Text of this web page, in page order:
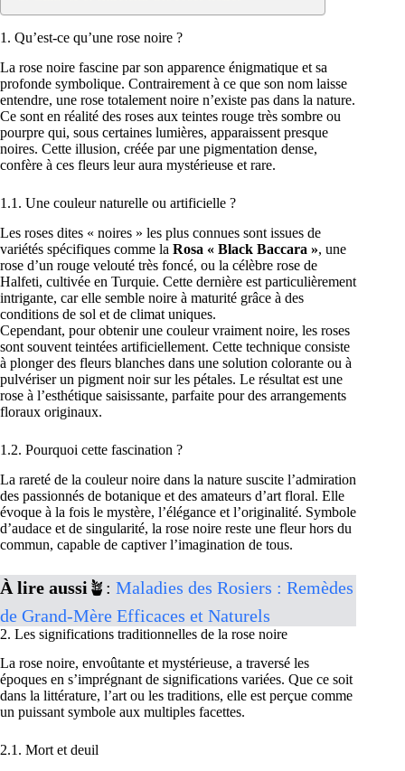
1. Qu’est-ce qu’une rose noire ?
La rose noire fascine par son apparence énigmatique et sa
profonde symbolique. Contrairement à ce que son nom laisse
entendre, une rose totalement noire n’existe pas dans la nature.
Ce sont en réalité des roses aux teintes rouge très sombre ou
pourpre qui, sous certaines lumières, apparaissent presque
noires. Cette illusion, créée par une pigmentation dense,
confère à ces fleurs leur aura mystérieuse et rare.
1.1. Une couleur naturelle ou artificielle ?
Les roses dites « noires » les plus connues sont issues de
variétés spécifiques comme la Rosa « Black Baccara », une
rose d’un rouge velouté très foncé, ou la célèbre rose de
Halfeti, cultivée en Turquie. Cette dernière est particulièrement
intrigante, car elle semble noire à maturité grâce à des
conditions de sol et de climat uniques.
Cependant, pour obtenir une couleur vraiment noire, les roses
sont souvent teintées artificiellement. Cette technique consiste
à plonger des fleurs blanches dans une solution colorante ou à
pulvériser un pigment noir sur les pétales. Le résultat est une
rose à l’esthétique saisissante, parfaite pour des arrangements
floraux originaux.
1.2. Pourquoi cette fascination ?
La rareté de la couleur noire dans la nature suscite l’admiration
des passionnés de botanique et des amateurs d’art floral. Elle
évoque à la fois le mystère, l’élégance et l’originalité. Symbole
d’audace et de singularité, la rose noire reste une fleur hors du
commun, capable de captiver l’imagination de tous.
À lire aussi 🪴: Maladies des Rosiers : Remèdes
de Grand-Mère Efficaces et Naturels
2. Les significations traditionnelles de la rose noire
La rose noire, envoûtante et mystérieuse, a traversé les
époques en s’imprégnant de significations variées. Que ce soit
dans la littérature, l’art ou les traditions, elle est perçue comme
un puissant symbole aux multiples facettes.
2.1. Mort et deuil